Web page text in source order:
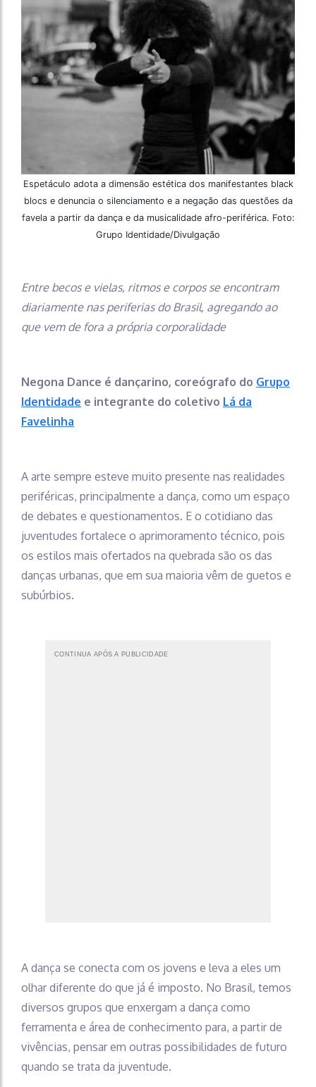
Espetáculo adota a dimensão estética dos manifestantes black
blocs e denuncia o silenciamento e a negação das questões da
favela a partir da dança e da musicalidade afro-periférica. Foto:
Grupo Identidade/Divulgação
Entre becos e vielas, ritmos e corpos se encontram
diariamente nas periferias do Brasil, agregando ao
que vem de fora a própria corporalidade
Negona Dance é dançarino, coreógrafo do Grupo
Identidade e integrante do coletivo Lá da
Favelinha
A arte sempre esteve muito presente nas realidades
periféricas, principalmente a dança, como um espaço
de debates e questionamentos. E o cotidiano das
juventudes fortalece o aprimoramento técnico, pois
os estilos mais ofertados na quebrada são os das
danças urbanas, que em sua maioria vêm de guetos e
subúrbios.
CONTINUA APÓS A PUBLICIDADE
A dança se conecta com os jovens e leva a eles um
olhar diferente do que já é imposto. No Brasil, temos
diversos grupos que enxergam a dança como
ferramenta e área de conhecimento para, a partir de
vivências, pensar em outras possibilidades de futuro
quando se trata da juventude.